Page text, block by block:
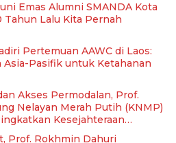
Emas Alumni SMANDA Kota
Tahun Lalu Kita Pernah
Asia-Pasifik untuk Ketahanan
Akses Permodalan, Prof.
Nelayan Merah Putih (KNMP)
Kesejahteraan
Prof. Rokhmin Dahuri